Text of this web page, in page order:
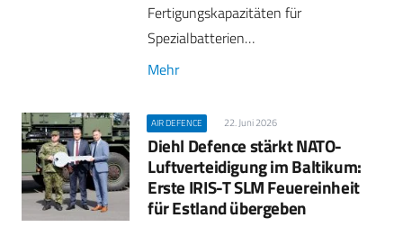
Fertigungskapazitäten für
Spezialbatterien…
Mehr
AIR DEFENCE 22. Juni 2026
Diehl Defence stärkt NATO-
Luftverteidigung im Baltikum:
Erste IRIS-T SLM Feuereinheit
für Estland übergeben